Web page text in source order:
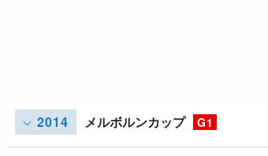
2014 メルボルンカップ G1